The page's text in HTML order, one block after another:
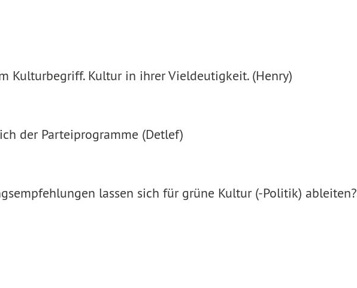
Kulturbegriff. Kultur in ihrer Vieldeutigkeit. (Henry)
der Parteiprogramme (Detlef)
lassen sich für grüne Kultur (-Politik) ableiten?